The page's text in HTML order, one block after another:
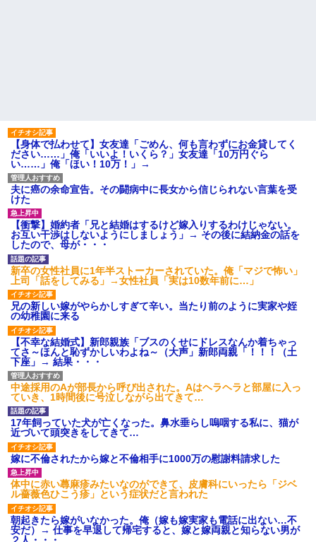
触らないでよ！」キチママ『そ
こに金庫があったから、開けて
みようとしただけ☆』義兄「泥
は出てけ！二度と来るな！」結
果・・・
私「初めて飲む味だけどなん
のお茶？」彼「ちっ！」私「」
【GIF】JSのカンチョーワロ
後続車にクラクションを鳴ら
され彼氏が逆切れ。「何クラク
ション鳴らしてんだ！降りてこ
いよ！」と怒鳴りだし...
【衝撃】報酬100万円超の治験
募集がこちらｗｗｗｗｗ(※画像
あり)
【ネット騒然】惨殺されたタ
ワマン頂き女子のこの動画、す
げえええええｗｗｗｗｗｗｗｗ
ｗｗｗ
【愕然】白のクラウン俺氏、
高速道路左車線を制限速度で走
った結果wwwwwwwwwwww
百年の恋12-899 食べた量を
張り合ってくる
【悲報】佐藤輝明・・・２軍
でも盛大にやらかす←あまり悲
しませないでくれ
【身体で払わせて】女友達「ごめん、何も言わずにお金貸してく
ださい……」俺「いいよ！いくら？」女友達「10万円ぐら
い……」俺「ほい！10万！」→
夫に癌の余命宣告。その闘病中に長女から信じられない言葉を受
けた
【衝撃】婚約者「兄と結婚はするけど嫁入りするわけじゃない。
お互い干渉はしないようにしましょう」→ その後に結納金の話を
したので、母が・・・
新卒の女性社員に1年半ストーカーされていた。俺「マジで怖い」
上司「話をしてみる」→女性社員「実は10数年前に…」
兄の新しい嫁がやらかしすぎて辛い。当たり前のように実家や姪
の幼稚園に来る
【不幸な結婚式】新郎親族「ブスのくせにドレスなんか着ちゃっ
てさ～ほんと恥ずかしいわよね～（大声」新郎両親「！！！（土
下座」→ 結果・・・
中途採用のAが部長から呼び出された。Aはヘラヘラと部屋に入っ
ていき、1時間後に号泣しながら出てきて…
17年飼っていた犬が亡くなった。鼻水垂らし嗚咽する私に、猫が
近づいて頭突きをしてきて…
嫁に不倫されたから嫁と不倫相手に1000万の慰謝料請求した
体中に赤い蕁麻疹みたいなのができて、皮膚科にいったら「ジベ
ル薔薇色ひこう疹」という症状だと言われた
朝起きたら嫁がいなかった。俺（嫁も嫁実家も電話に出ない…不
安だ）→ 仕事を早退して帰宅すると、嫁と嫁両親と知らない男が
２人・・・